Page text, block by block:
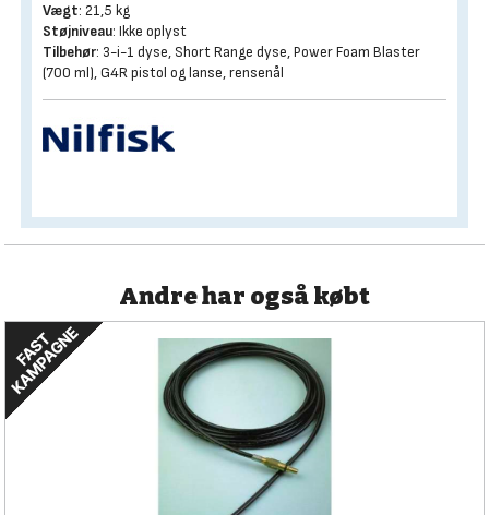
Vægt: 21,5 kg
Støjniveau: Ikke oplyst
Tilbehør: 3-i-1 dyse, Short Range dyse, Power Foam Blaster
(700 ml), G4R pistol og lanse, rensenål
Andre har også købt